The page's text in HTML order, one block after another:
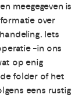
meegegeven is
over
Iets
-in ons
op enig
folder of het
eens rustig